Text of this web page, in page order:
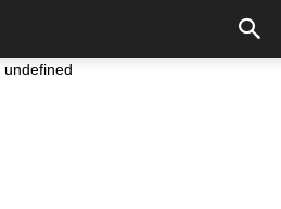
undefined